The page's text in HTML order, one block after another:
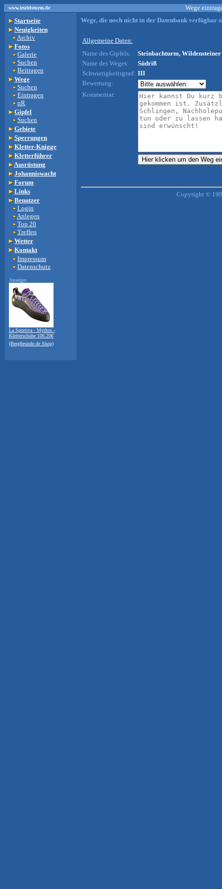
www.teufelsturm.de
Wege
Startseite
Neuigkeiten
Archiv
Fotos
Galerie
Suchen
Beitragen
Wege
Suchen
Eintragen
nR
Gipfel
Suchen
Gebiete
Sperrungen
Kletter-Knigge
Kletterführer
Ausrüstung
Johanniswacht
Forum
Links
Benutzer
Login
Anlegen
Top 20
Treffen
Wetter
Kontakt
Impressum
Datenschutz
Anzeige:
La Sportiva - Mythos -
Kletterschuhe 106.20€
(Bergfreunde.de Shop)
Wege, die noch nicht in der Datenbank verfügbar
Allgemeine Daten:
Name des Gipfels:
Steinbachturm, Wildensteiner
Name des Weges:
Südriß
Schwierigkeitsgrad: III
Bewertung:
Kommentar:
Copyright ©